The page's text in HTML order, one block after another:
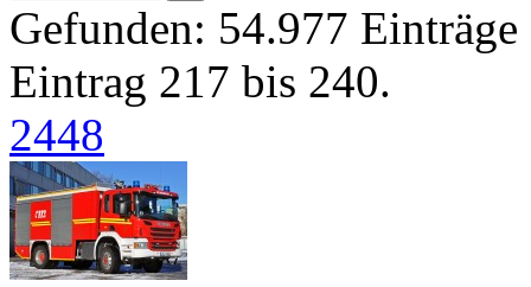
Gefunden: 54.977
Eintrag 217 bis 240.
2448